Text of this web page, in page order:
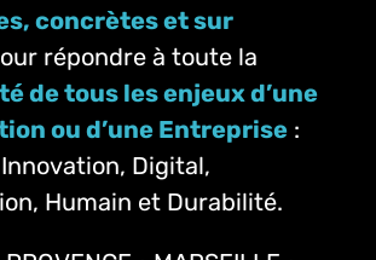
concrètes et sur
répondre à toute la
de tous les enjeux d’une
ou d’une Entreprise:
Digital,
Humain et Durabilité.